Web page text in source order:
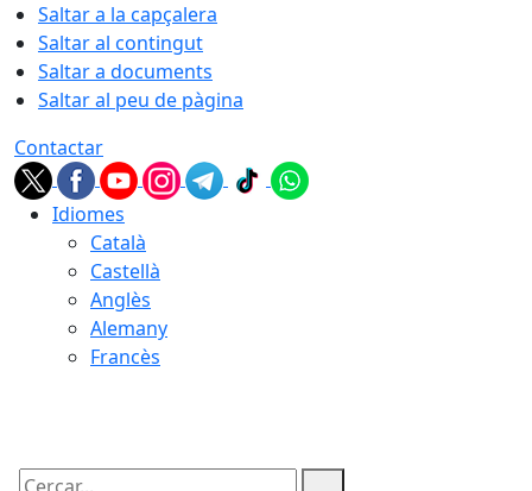
Saltar a la capçalera
Saltar al contingut
Saltar a documents
Saltar al peu de pàgina
Contactar
Idiomes
Català
Castellà
Anglès
Alemany
Francès